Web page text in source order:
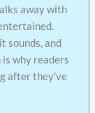
away with
sounds, and
why readers
after they've